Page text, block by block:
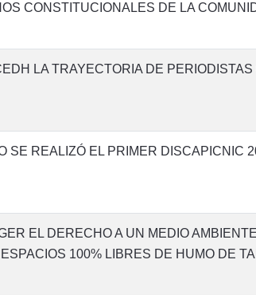
CONSTITUCIONALES DE LA
LA TRAYECTORIA DE
SE REALIZÓ EL PRIMER DISCAPICNIC
EL DERECHO A UN MEDIO
100% LIBRES DE HUMO DE